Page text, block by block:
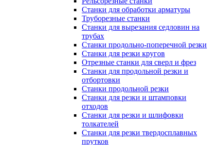
Станки для обработки арматуры
Труборезные станки
Станки для вырезания седловин на
трубаx
Станки продольно-поперечной резки
Станки для резки кругов
Отрезные станки для сверл и фрез
Станки для продольной резки и
отбортовки
Станки продольной резки
Станки для резки и штамповки
отходов
Станки для резки и шлифовки
толкателей
Станки для резки твердосплавных
прутков